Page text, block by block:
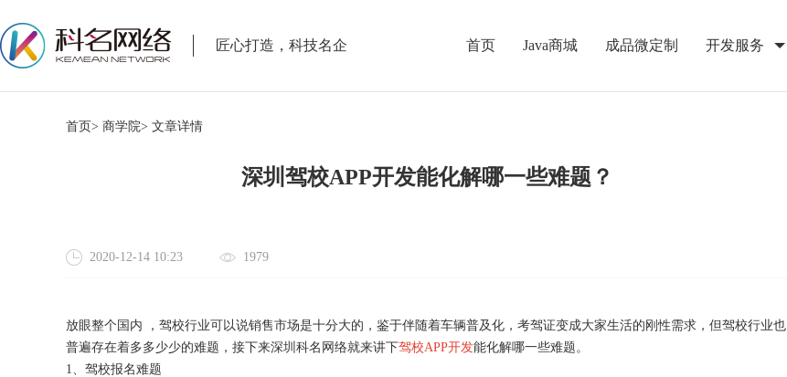
匠心打造，科技名企 首页 Java商城 成品微定制 开发服务
首页> 商学院> 文章详情
深圳驾校APP开发能化解哪一些难题？
2020-12-14 10:23 1979
放眼整个国内
，驾校行业可以说销售市场是十分大的，鉴于伴随着车辆普及化，考驾证变成大家生活的刚性需求，但驾校行业也
普遍存在着多多少少的难题，接下来深圳科名网络就来讲下驾校APP开发能化解哪一些难题。
1、驾校报名难题